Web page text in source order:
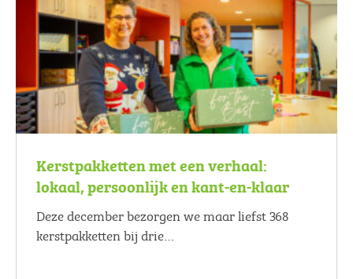
Kerstpakketten met een verhaal:
lokaal, persoonlijk en kant-en-klaar
Deze december bezorgen we maar liefst 368
kerstpakketten bij drie…